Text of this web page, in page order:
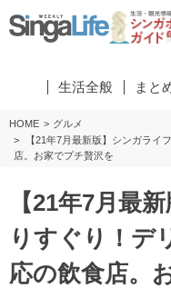
生活全般 まと
HOME
グルメ
【21年7月最新版】シンガライ
店。お家でプチ贅沢を
【21年7月最
りすぐり！デ
応の飲食店。